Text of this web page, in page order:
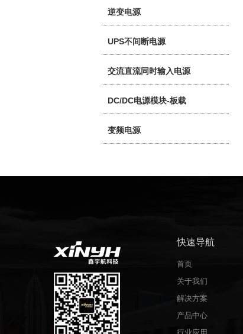
逆变电源
UPS不间断电源
交流直流同时输入电源
DC/DC电源模块-板载
变频电源
快速导航
首页
关于我们
解决方案
产品中心